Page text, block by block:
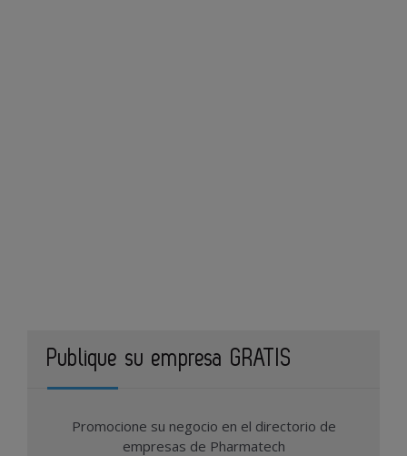
Publique su empresa GRATIS
Promocione su negocio en el directorio de
empresas de Pharmatech